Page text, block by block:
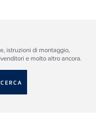
istruzioni di montaggio,
e molto altro ancora.